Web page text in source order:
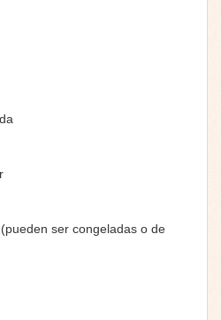
ser congeladas o de